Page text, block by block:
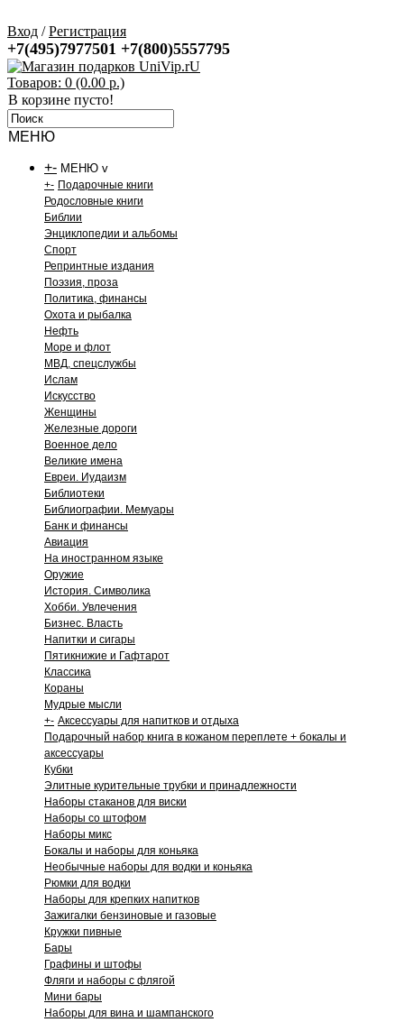
Вход /Регистрация
+7(495)7977501 +7(800)5557795
Товаров: 0 (0.00 р.)
В корзине пусто!
МЕНЮ
+- МЕНЮ v
+- Подарочные книги
Родословные книги
Библии
Энциклопедии и альбомы
Спорт
Репринтные издания
Поэзия, проза
Политика, финансы
Охота и рыбалка
Нефть
Море и флот
МВД, спецслужбы
Ислам
Искусство
Женщины
Железные дороги
Военное дело
Великие имена
Евреи. Иудаизм
Библиотеки
Библиографии. Мемуары
Банк и финансы
Авиация
На иностранном языке
Оружие
История. Символика
Хобби. Увлечения
Бизнес. Власть
Напитки и сигары
Пятикнижие и Гафтарот
Классика
Кораны
Мудрые мысли
+- Аксессуары для напитков и отдыха
Подарочный набор книга в кожаном переплете + бокалы и
аксессуары
Кубки
Элитные курительные трубки и принадлежности
Наборы стаканов для виски
Наборы со штофом
Наборы микс
Бокалы и наборы для коньяка
Необычные наборы для водки и коньяка
Рюмки для водки
Наборы для крепких напитков
Зажигалки бензиновые и газовые
Кружки пивные
Бары
Графины и штофы
Фляги и наборы с флягой
Мини бары
Наборы для вина и шампанского